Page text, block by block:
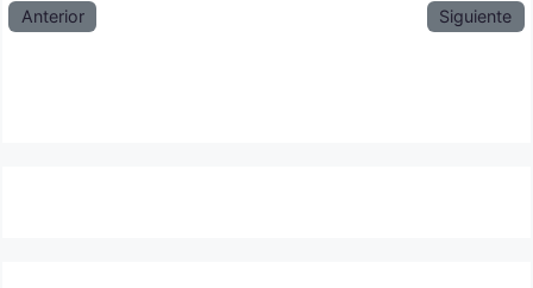
Anterior Siguiente